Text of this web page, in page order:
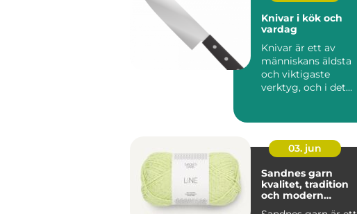
Knivar i kök och
vardag
Knivar är ett av
människans äldsta
och viktigaste
verktyg, och i det
03. jun
Sandnes garn
kvalitet, tradition
och modern